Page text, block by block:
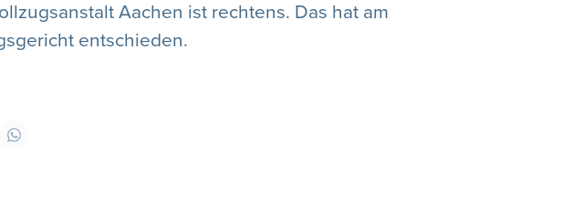
Aachen ist rechtens. Das hat am
entschieden.